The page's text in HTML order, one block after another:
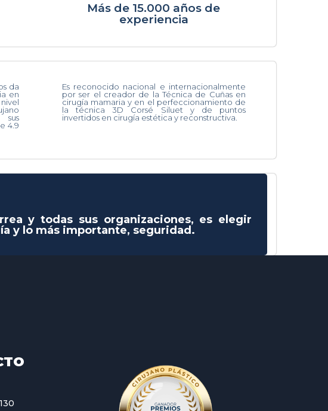
Más de 15.000 años de
experiencia
da
en
sus
4.9
Es reconocido nacional e internacionalmente
por ser el creador de la Técnica de Cuñas en
cirugía mamaria y en el perfeccionamiento de
la técnica 3D Corsé Siluet y de puntos
invertidos en cirugía estética y reconstructiva.
y todas sus organizaciones, es elegir
y lo más importante, seguridad.